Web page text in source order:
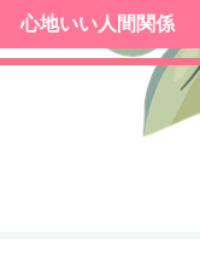
心地いい人間関係